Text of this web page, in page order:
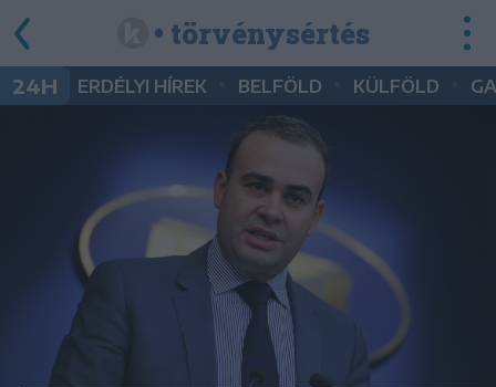
• törvénysértés
24H ERDÉLYI HÍREK BELFÖLD KÜLFÖLD